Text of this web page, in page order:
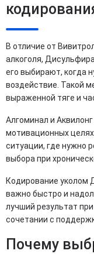
В отличие от
алкоголя,
его выбирают, когда
воздействие. Такой
выраженной тяге и
Алгоминал и
мотивационных
ситуации, где нужно
выбора при
Кодирование уколом
важно быстро и
лучший результат
сочетании с
Почему